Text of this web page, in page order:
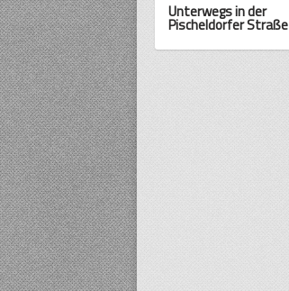
Unterwegs in der
Pischeldorfer Straße